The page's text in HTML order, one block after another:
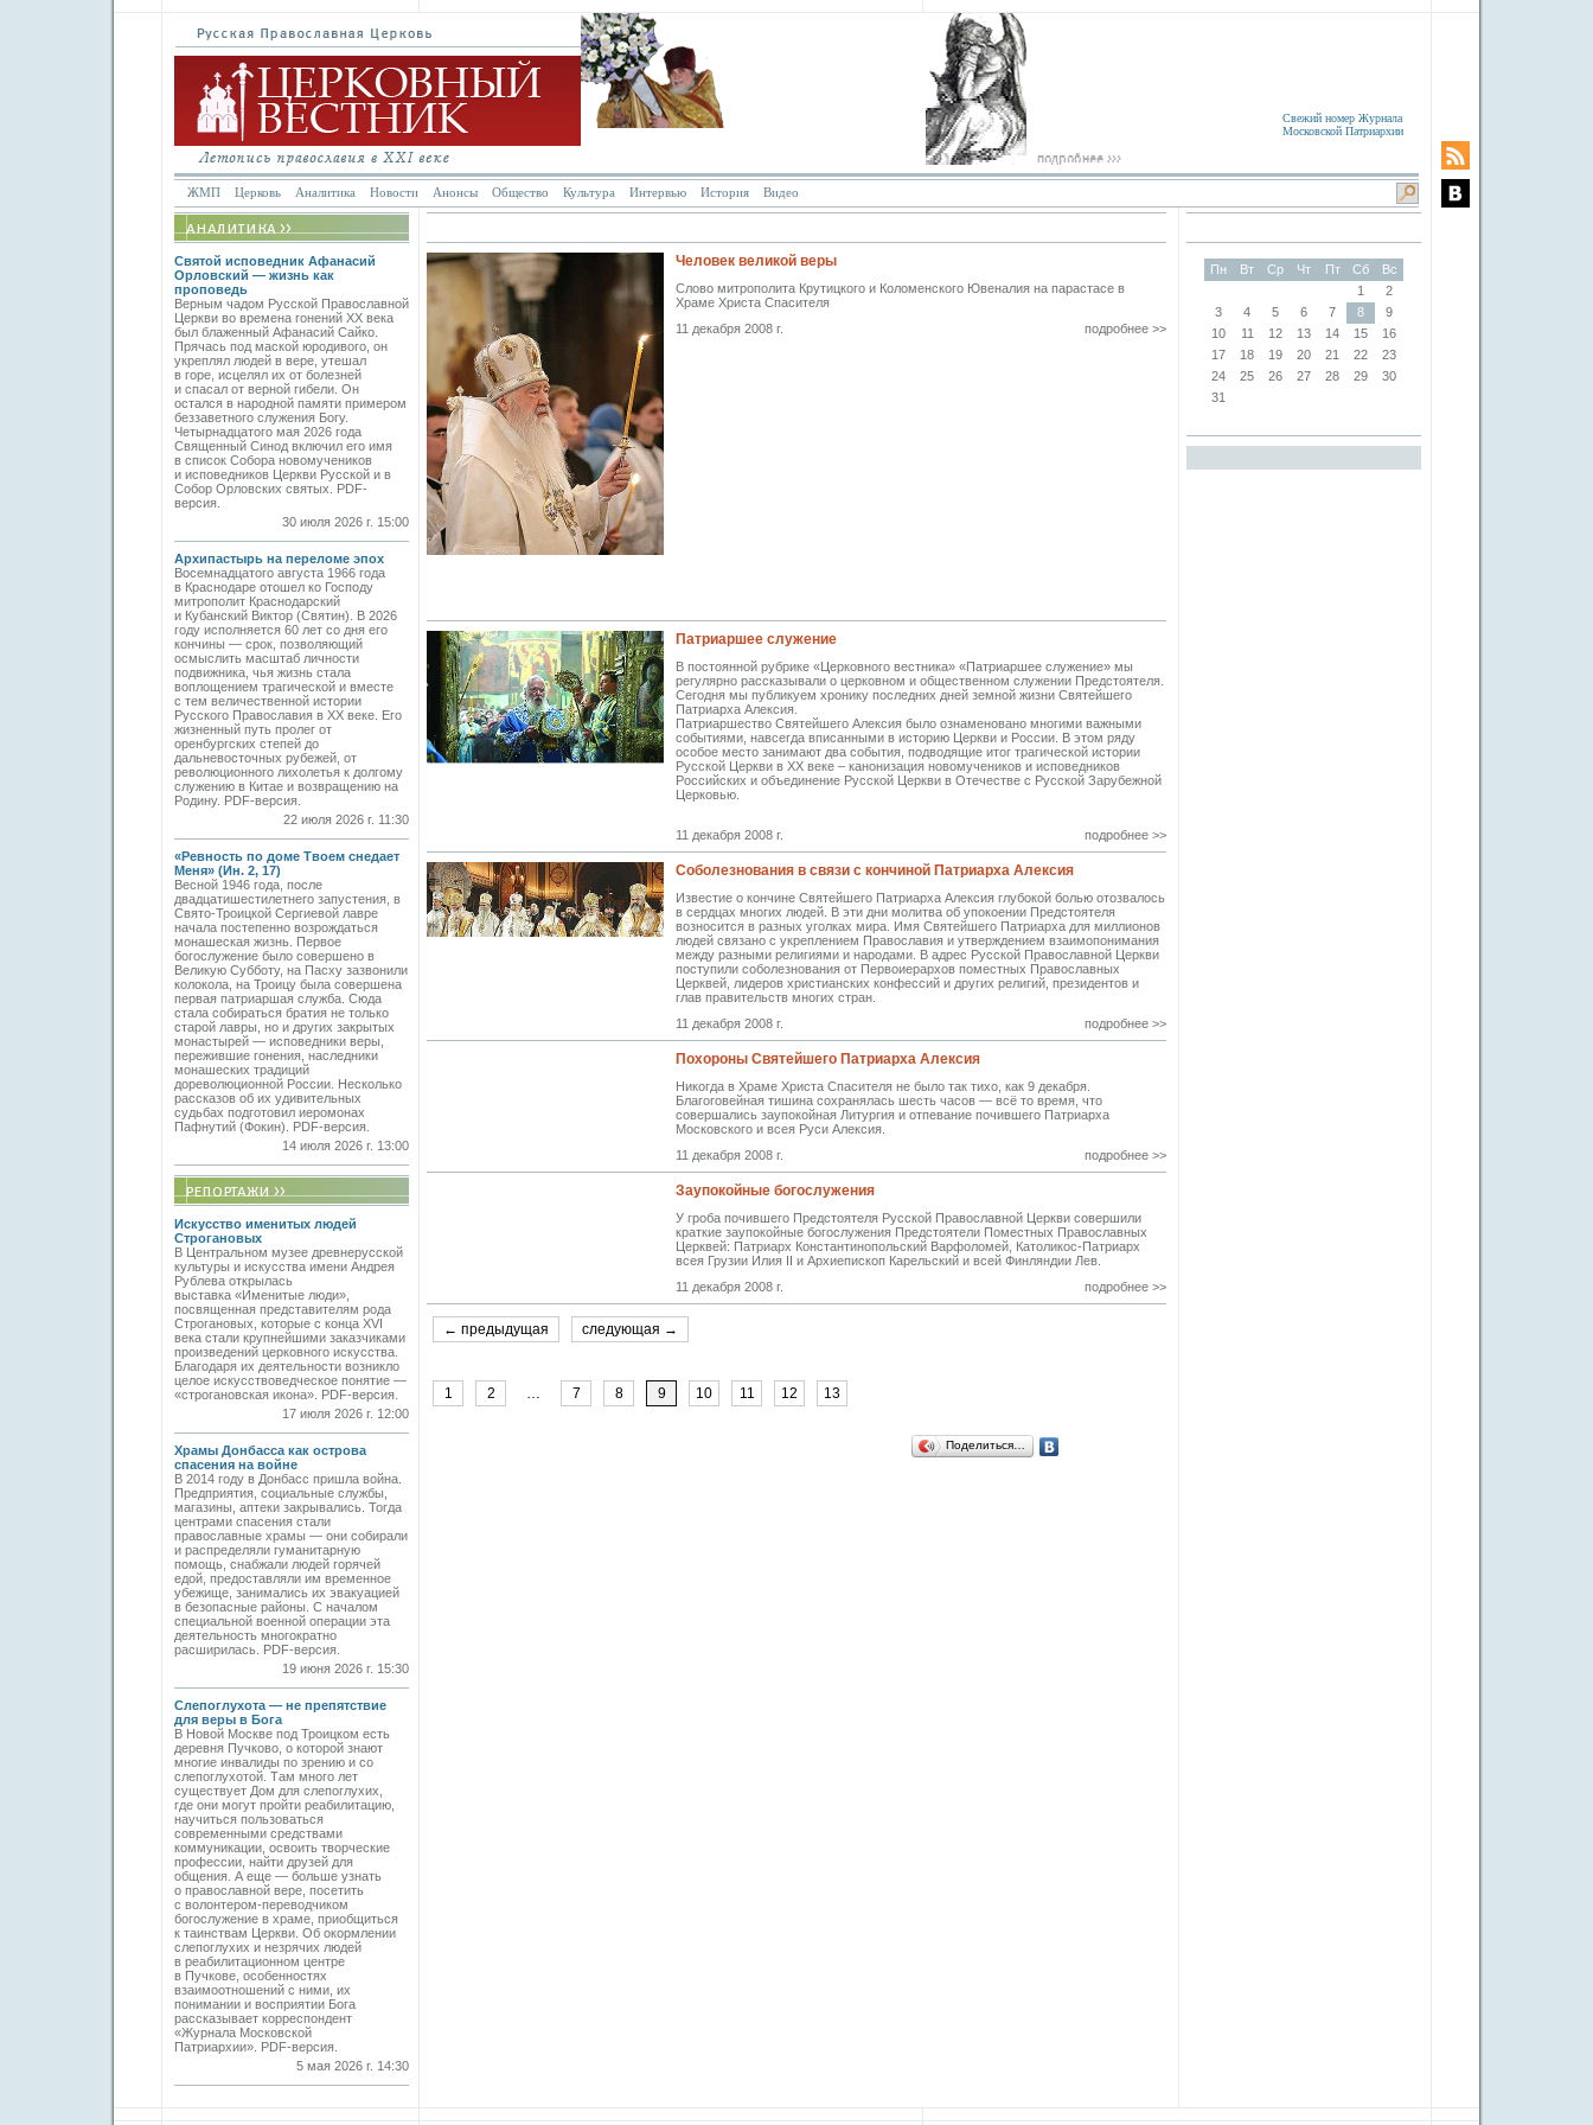
Свежий номер Журнала
Московской Патриархии
ЖМП Церковь Аналитика Новости Анонсы Общество Культура Интервью История Видео
Святой исповедник Афанасий
Орловский — жизнь как
проповедь
Верным чадом Русской Православной
Церкви во времена гонений XX века
был блаженный Афанасий Сайко.
Прячась под маской юродивого, он
укреплял людей в вере, утешал
в горе, исцелял их от болезней
и спасал от верной гибели. Он
остался в народной памяти примером
беззаветного служения Богу.
Четырнадцатого мая 2026 года
Священный Синод включил его имя
в список Собора новомучеников
и исповедников Церкви Русской и в
Собор Орловских святых. PDF-
версия.
30 июля 2026 г. 15:00
Архипастырь на переломе эпох
Восемнадцатого августа 1966 года
в Краснодаре отошел ко Господу
митрополит Краснодарский
и Кубанский Виктор (Святин). В 2026
году исполняется 60 лет со дня его
кончины — срок, позволяющий
осмыслить масштаб личности
подвижника, чья жизнь стала
воплощением трагической и вместе
с тем величественной истории
Русского Православия в XX веке. Его
жизненный путь пролег от
оренбургских степей до
дальневосточных рубежей, от
революционного лихолетья к долгому
служению в Китае и возвращению на
Родину. PDF-версия.
22 июля 2026 г. 11:30
«Ревность по доме Твоем снедает
Меня» (Ин. 2, 17)
Весной 1946 года, после
двадцатишестилетнего запустения, в
Свято-­Троицкой Сергиевой лавре
начала постепенно возрождаться
монашеская жизнь. Первое
богослужение было совершено в
Великую Субботу, на Пасху зазвонили
колокола, на Троицу была совершена
первая патриаршая служба. Сюда
стала собираться братия не только
старой лавры, но и других закрытых
монастырей — исповедники веры,
пережившие гонения, наследники
монашеских традиций
дореволюционной России. Несколько
рассказов об их удивительных
судьбах подготовил иеромонах
Пафнутий (Фокин). PDF-версия.
14 июля 2026 г. 13:00
Искусство именитых людей
Строгановых
В Центральном музее древнерусской
культуры и искусства имени Андрея
Рублева открылась
выставка «Именитые люди»,
посвященная представителям рода
Строгановых, которые с конца XVI
века стали крупнейшими заказчиками
произведений церковного искусства.
Благодаря их деятельности возникло
целое искусствоведческое понятие —
«строгановская икона». PDF-версия.
17 июля 2026 г. 12:00
Храмы Донбасса как острова
спасения на войне
В 2014 году в Донбасс пришла война.
Предприятия, социальные службы,
магазины, аптеки закрывались. Тогда
центрами спасения стали
православные храмы — они собирали
и распределяли гуманитарную
помощь, снабжали людей горячей
едой, предоставляли им временное
убежище, занимались их эвакуацией
в безопасные районы. С началом
специальной военной операции эта
деятельность многократно
расширилась. PDF-версия.
19 июня 2026 г. 15:30
Слепоглухота — не препятствие
для веры в Бога
В Новой Москве под Троицком есть
деревня Пучково, о которой знают
многие инвалиды по зрению и со
слепоглухотой. Там много лет
существует Дом для слепоглухих,
где они могут пройти реабилитацию,
научиться пользоваться
современными средствами
коммуникации, освоить творческие
профессии, найти друзей для
общения. А еще — больше узнать
о православной вере, посетить
с волонтером-переводчиком
богослужение в храме, приобщиться
к таинствам Церкви. Об окормлении
слепоглухих и незрячих людей
в реабилитационном центре
в Пучкове, особенностях
взаимоотношений с ними, их
понимании и восприятии Бога
рассказывает корреспондент
«Журнала Московской
Патриархии». PDF-версия.
5 мая 2026 г. 14:30
Человек великой веры
Слово митрополита Крутицкого и Коломенского Ювеналия на парастасе в
Храме Христа Спасителя
11 декабря 2008 г.
подробнее >>
Патриаршее служение
В постоянной рубрике «Церковного вестника» «Патриаршее служение» мы
регулярно рассказывали о церковном и общественном служении Предстоятеля.
Сегодня мы публикуем хронику последних дней земной жизни Святейшего
Патриарха Алексия.
Патриаршество Святейшего Алексия было ознаменовано многими важными
событиями, навсегда вписанными в историю Церкви и России. В этом ряду
особое место занимают два события, подводящие итог трагической истории
Русской Церкви в XX веке – канонизация новомучеников и исповедников
Российских и объединение Русской Церкви в Отечестве с Русской Зарубежной
Церковью.
11 декабря 2008 г. подробнее >>
Соболезнования в связи с кончиной Патриарха Алексия
Известие о кончине Святейшего Патриарха Алексия глубокой болью отозвалось
в сердцах многих людей. В эти дни молитва об упокоении Предстоятеля
возносится в разных уголках мира. Имя Святейшего Патриарха для миллионов
людей связано с укреплением Православия и утверждением взаимопонимания
между разными религиями и народами. В адрес Русской Православной Церкви
поступили соболезнования от Первоиерархов поместных Православных
Церквей, лидеров христианских конфессий и других религий, президентов и
глав правительств многих стран.
11 декабря 2008 г.
подробнее >>
Похороны Святейшего Патриарха Алексия
Никогда в Храме Христа Спасителя не было так тихо, как 9 декабря.
Благоговейная тишина сохранялась шесть часов — всё то время, что
совершались заупокойная Литургия и отпевание почившего Патриарха
Московского и всея Руси Алексия.
11 декабря 2008 г.
подробнее >>
Зaупокойные богослужения
У гроба почившего Предстоятеля Русской Православной Церкви совершили
краткие заупокойные богослужения Предстоятели Поместных Православных
Церквей: Патриарх Константинопольский Варфоломей, Католикос-Патриарх
всея Грузии Илия II и Архиепископ Карельский и всей Финляндии Лев.
11 декабря 2008 г.
подробнее >>
← предыдущая следующая →
1 2 … 7 8 9 10 11 12 13
Поделиться…
Пн Вт Ср Чт Пт Сб
Вс
1
2
3
4 5 6 7 8
9
10
11 12 13 14 15
16
17
18 19 20 21 22
23
24
25 26 27 28 29
30
31